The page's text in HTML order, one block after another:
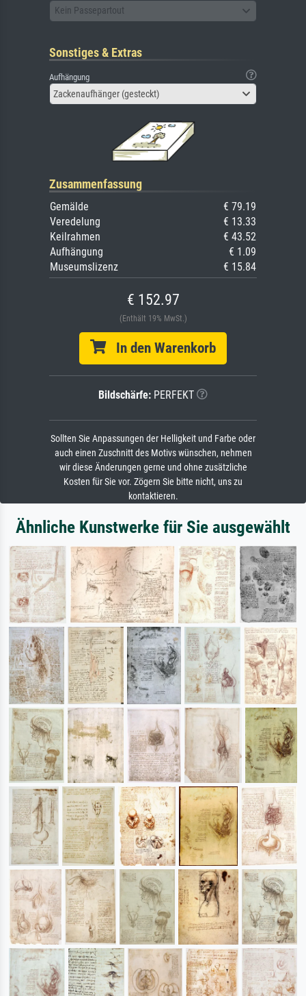
Kein Passepartout
Sonstiges & Extras
Aufhängung
Zackenaufhänger (gesteckt)
Zusammenfassung
Gemälde
€ 79.19
Veredelung
€ 13.33
Keilrahmen
€ 43.52
Aufhängung
€ 1.09
Museumslizenz
€ 15.84
€ 152.97
(Enthält 19% MwSt.)
In den Warenkorb
Bildschärfe: PERFEKT
Sollten Sie Anpassungen der Helligkeit und Farbe oder
auch einen Zuschnitt des Motivs wünschen, nehmen
wir diese Änderungen gerne und ohne zusätzliche
Kosten für Sie vor. Zögern Sie bitte nicht, uns zu
kontaktieren.
Ähnliche Kunstwerke für Sie ausgewählt